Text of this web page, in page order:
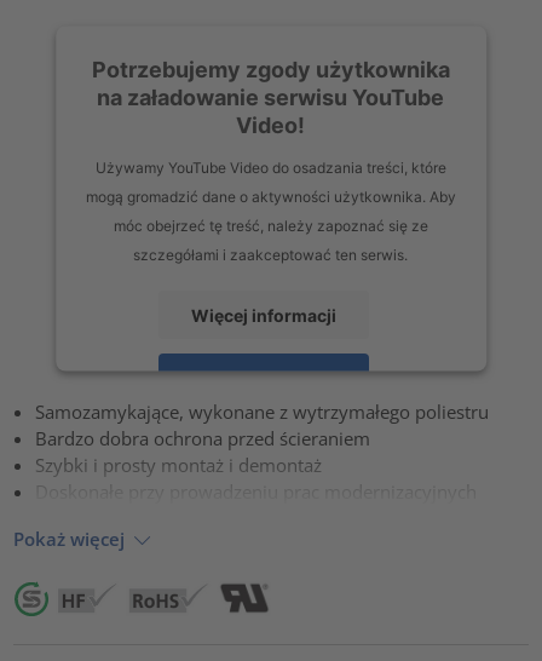
Potrzebujemy zgody użytkownika
na załadowanie serwisu YouTube
Video!
Używamy YouTube Video do osadzania treści, które
mogą gromadzić dane o aktywności użytkownika. Aby
móc obejrzeć tę treść, należy zapoznać się ze
szczegółami i zaakceptować ten serwis.
Więcej informacji
Zaakceptuj
powered byUsercentrics Consent Management Platform
Samozamykające, wykonane z wytrzymałego poliestru
Bardzo dobra ochrona przed ścieraniem
Szybki i prosty montaż i demontaż
Pokaż więcej